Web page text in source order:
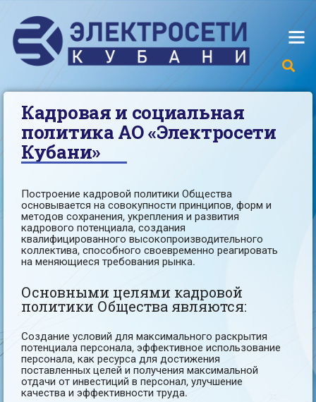
Кадровая и социальная
политика АО «Электросети
Кубани»
Построение кадровой политики Общества
основывается на совокупности принципов, форм и
методов сохранения, укрепления и развития
кадрового потенциала, создания
квалифицированного высокопроизводительного
коллектива, способного своевременно реагировать
на меняющиеся требования рынка.
Основными целями кадровой
политики Общества являются:
Cоздание условий для максимального раскрытия
потенциала персонала, эффективное использование
персонала, как ресурса для достижения
поставленных целей и получения максимальной
отдачи от инвестиций в персонал, улучшение
качества и эффективности труда.